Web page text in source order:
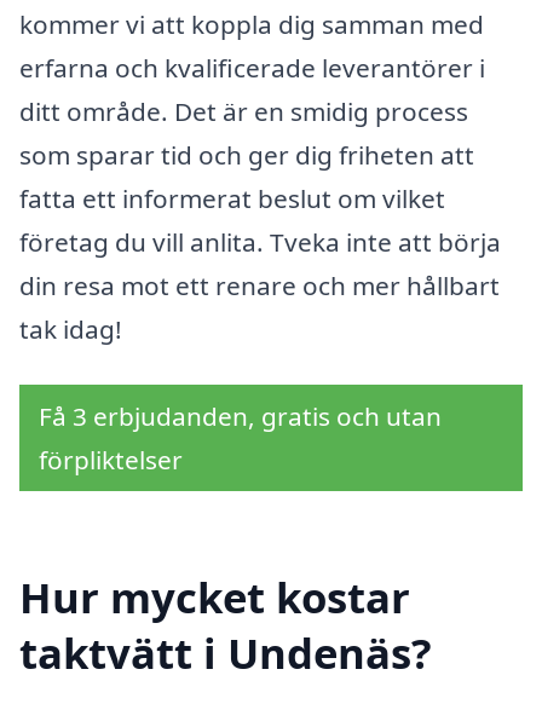
kommer vi att koppla dig samman med
erfarna och kvalificerade leverantörer i
ditt område. Det är en smidig process
som sparar tid och ger dig friheten att
fatta ett informerat beslut om vilket
företag du vill anlita. Tveka inte att börja
din resa mot ett renare och mer hållbart
tak idag!
Få 3 erbjudanden, gratis och utan
förpliktelser
Hur mycket kostar
taktvätt i Undenäs?